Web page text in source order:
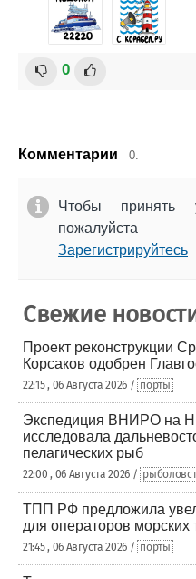
0
Комментарии 0.
Чтобы принять
пожалуйста
Зарегистрируйтесь
Свежие
Проект реконструкции
Корсаков одобрен
22:15 , 06 Августа 2026 / порты
Экспедиция ВНИРО на
исследовала
пелагических рыб
22:00 , 06 Августа 2026 /
ТПП РФ предложила
для операторов морских
21:45 , 06 Августа 2026 / порты